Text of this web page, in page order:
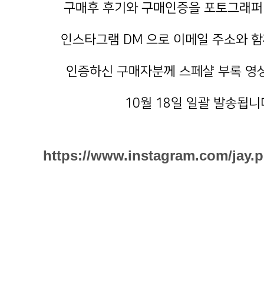
구매후 후기와 구매인증을 포토그래
인스타그램 DM 으로 이메일 주소와
인증하신 구매자분께 스페샬 부록 영
10월 18일 일괄 발송됩니
https://www.instagram.com/